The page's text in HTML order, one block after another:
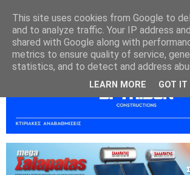
This site uses cookies from Google to
and to analyze traffic. Your IP address
shared with Google along with
metrics to ensure quality of service,
statistics, and to detect and address
LEARN MORE GOT IT